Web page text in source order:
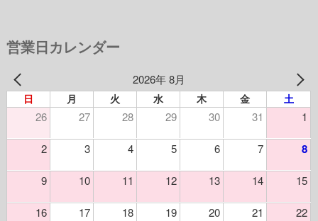
営業日カレンダー
2026年 8月
日 月 火 水 木 金 土
26 27 28 29 30 31 1
2 3 4 5 6 7 8
9 10 11 12 13 14 15
16 17 18 19 20 21 22